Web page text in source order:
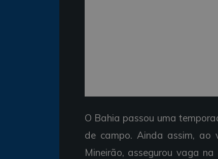
O Bahia passou uma
de campo. Ainda assim, ao
Mineirão, assegurou vaga